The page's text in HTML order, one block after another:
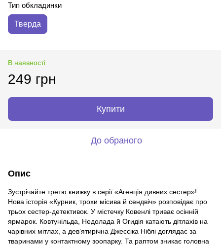
Тип обкладинки
Тверда
В наявності
249 грн
Купити
До обраного
Опис
Зустрічайте третю книжку в серії «Агенція дивних сестер»!
Нова історія «Курник, трохи місива й сендвіч» розповідає про
трьох сестер-детективок. У містечку Ковенлі триває осінній
ярмарок. Ковтунільда, Недолада й Огидія катають дітлахів на
чарівних мітлах, а дев’ятирічна Джессіка Ніблі доглядає за
тваринами у контактному зоопарку. Та раптом зникає головна